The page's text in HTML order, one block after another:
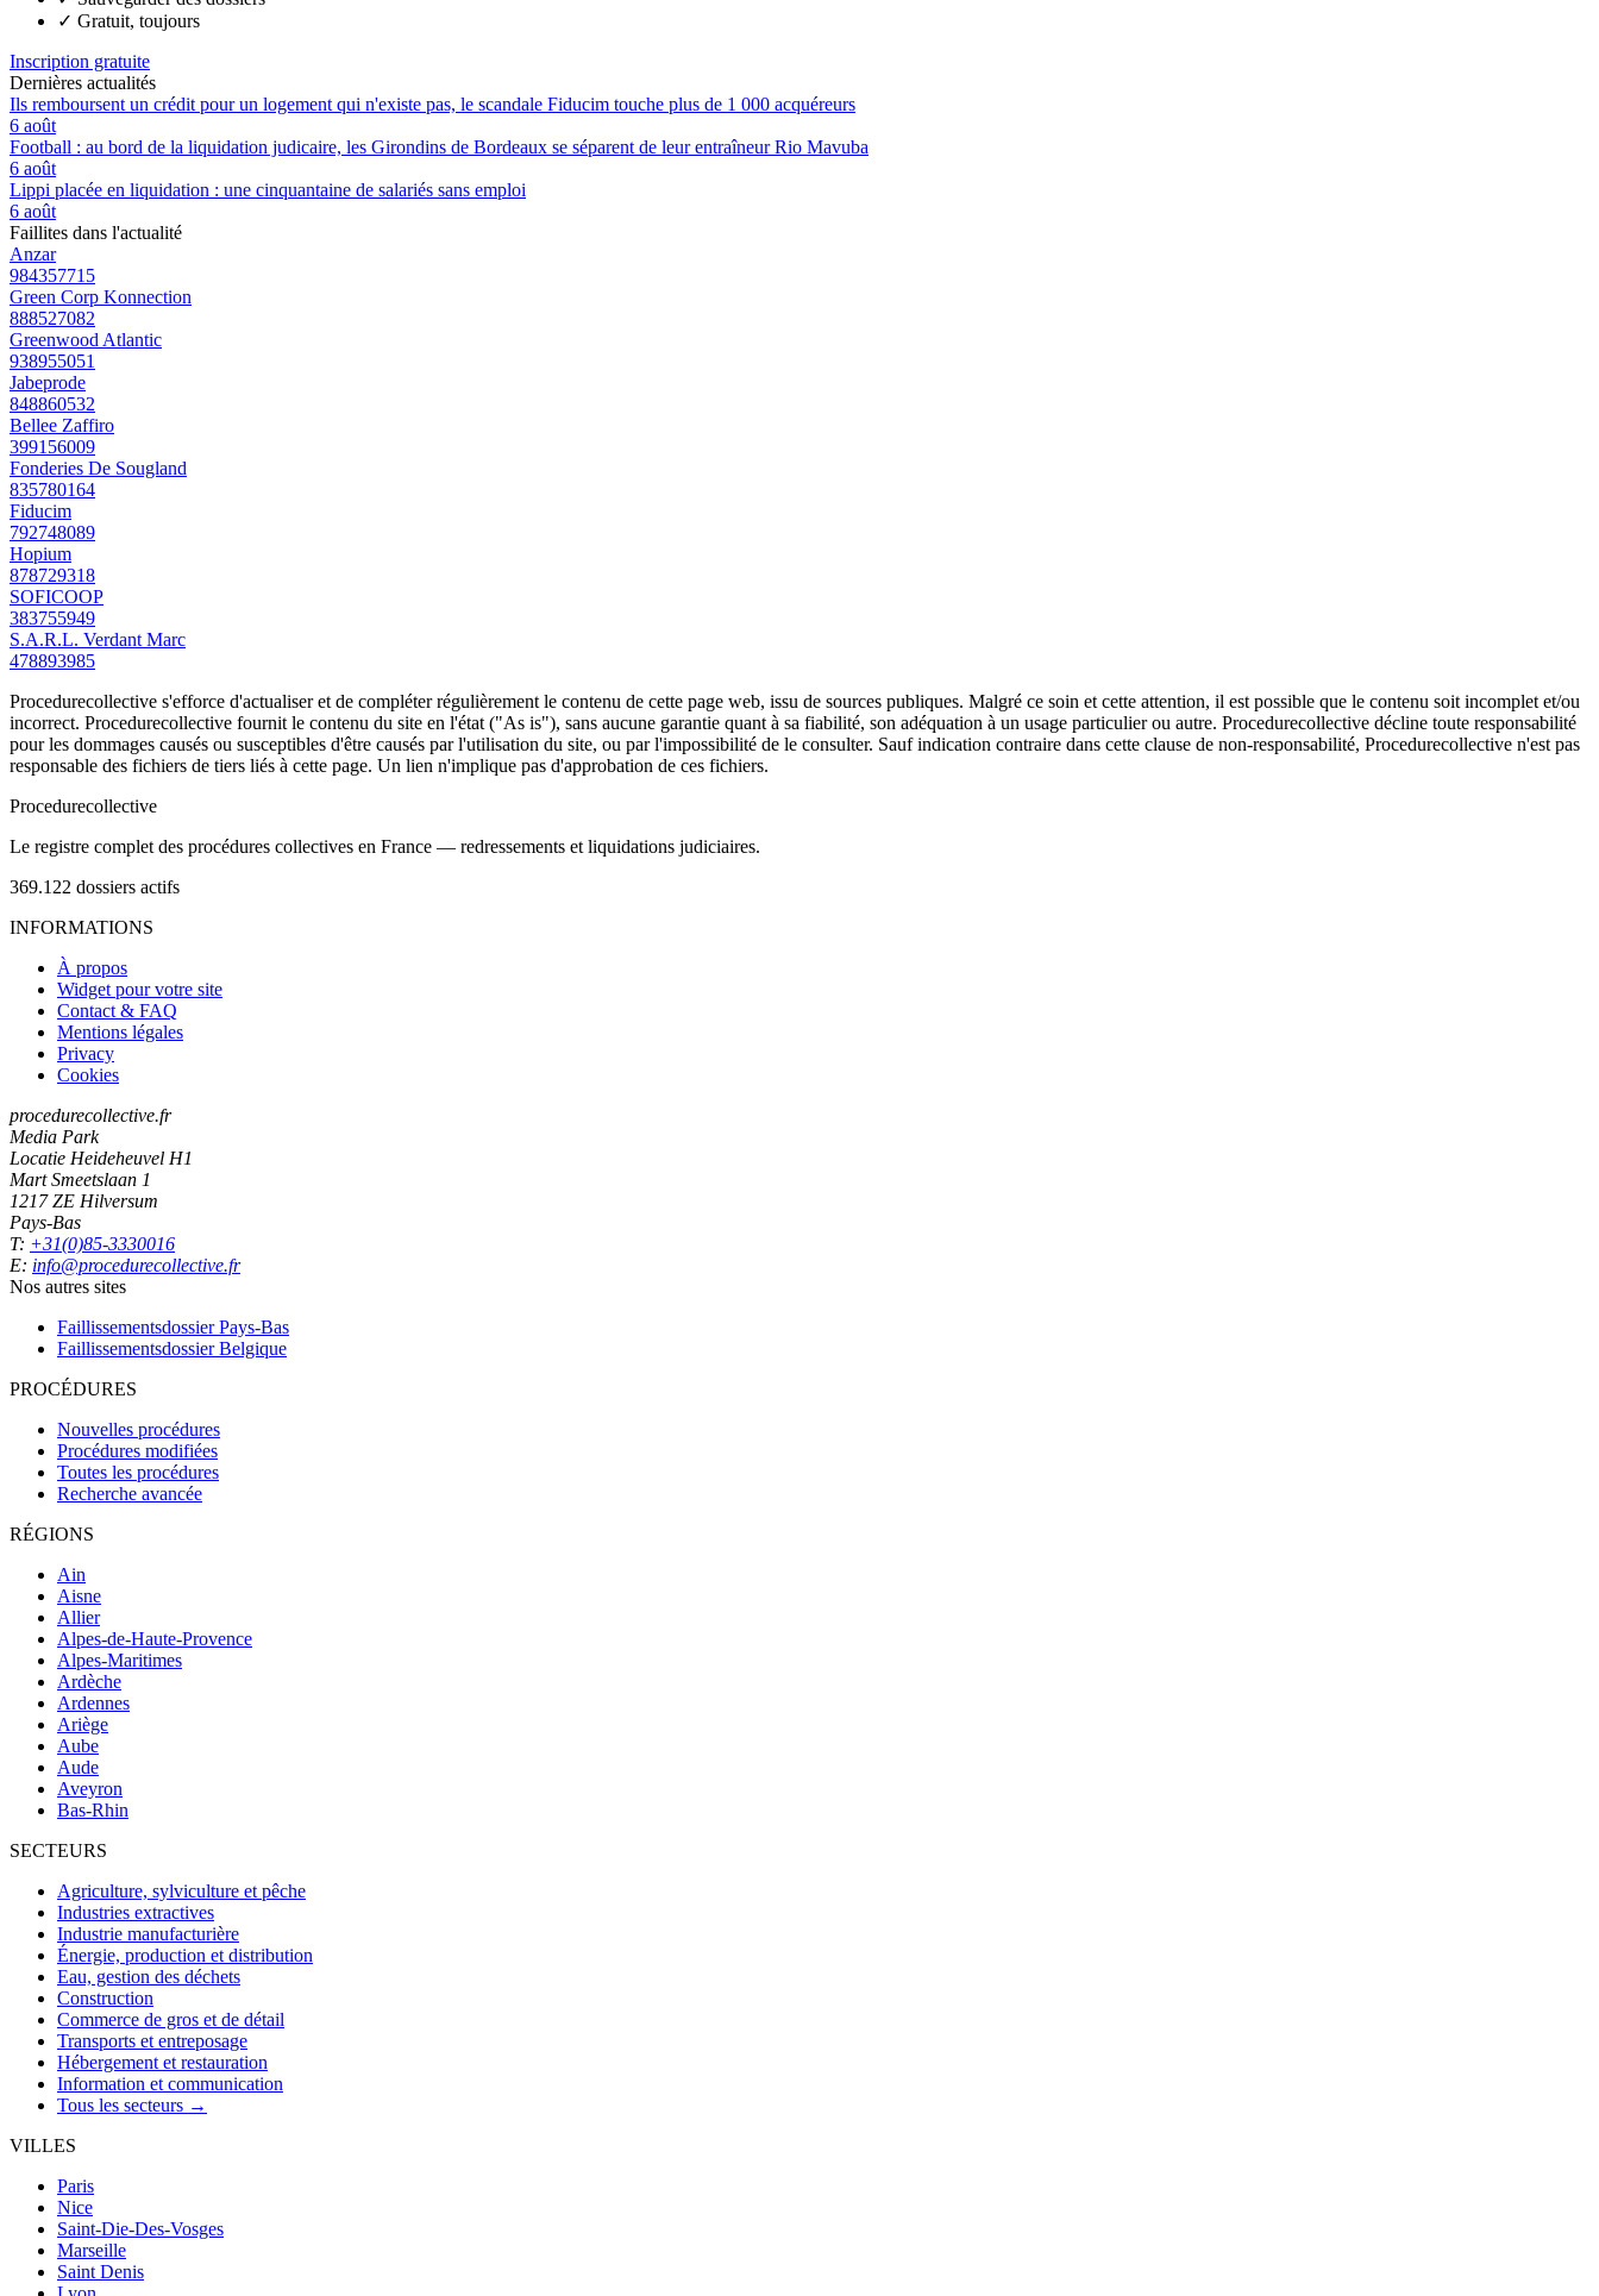
✓ Gratuit, toujours
Inscription gratuite
Dernières actualités
Ils remboursent un crédit pour un logement qui n'existe pas, le scandale Fiducim touche plus de 1 000 acquéreurs
6 août
Football : au bord de la liquidation judicaire, les Girondins de Bordeaux se séparent de leur entraîneur Rio Mavuba
6 août
Lippi placée en liquidation : une cinquantaine de salariés sans emploi
6 août
Faillites dans l'actualité
Anzar
984357715
Green Corp Konnection
888527082
Greenwood Atlantic
938955051
Jabeprode
848860532
Bellee Zaffiro
399156009
Fonderies De Sougland
835780164
Fiducim
792748089
Hopium
878729318
SOFICOOP
383755949
S.A.R.L. Verdant Marc
478893985
Procedurecollective s'efforce d'actualiser et de compléter régulièrement le contenu de cette page web, issu de sources publiques. Malgré ce soin et cette attention, il est possible que le contenu soit incomplet et/ou
incorrect. Procedurecollective fournit le contenu du site en l'état ("As is"), sans aucune garantie quant à sa fiabilité, son adéquation à un usage particulier ou autre. Procedurecollective décline toute responsabilité
pour les dommages causés ou susceptibles d'être causés par l'utilisation du site, ou par l'impossibilité de le consulter. Sauf indication contraire dans cette clause de non-responsabilité, Procedurecollective n'est pas
responsable des fichiers de tiers liés à cette page. Un lien n'implique pas d'approbation de ces fichiers.
Procedurecollective
Le registre complet des procédures collectives en France — redressements et liquidations judiciaires.
369.122 dossiers actifs
INFORMATIONS
À propos
Widget pour votre site
Contact & FAQ
Mentions légales
Privacy
Cookies
procedurecollective.fr
Media Park
Locatie Heideheuvel H1
Mart Smeetslaan 1
1217 ZE Hilversum
Pays-Bas
T: +31(0)85-3330016
E: info@procedurecollective.fr
Nos autres sites
Faillissementsdossier Pays-Bas
Faillissementsdossier Belgique
PROCÉDURES
Nouvelles procédures
Procédures modifiées
Toutes les procédures
Recherche avancée
RÉGIONS
Ain
Aisne
Allier
Alpes-de-Haute-Provence
Alpes-Maritimes
Ardèche
Ardennes
Ariège
Aube
Aude
Aveyron
Bas-Rhin
SECTEURS
Agriculture, sylviculture et pêche
Industries extractives
Industrie manufacturière
Énergie, production et distribution
Eau, gestion des déchets
Construction
Commerce de gros et de détail
Transports et entreposage
Hébergement et restauration
Information et communication
Tous les secteurs →
VILLES
Paris
Nice
Saint-Die-Des-Vosges
Marseille
Saint Denis